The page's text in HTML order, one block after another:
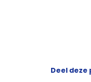
Deel deze